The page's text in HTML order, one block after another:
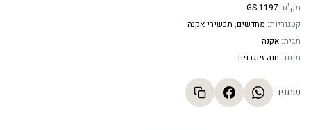
מק"ט: GS-1197
קטגוריות: מחדשים, תכשירי אקנה
תגית: אקנה
מותג: חוה זינגבוים
שתפו: